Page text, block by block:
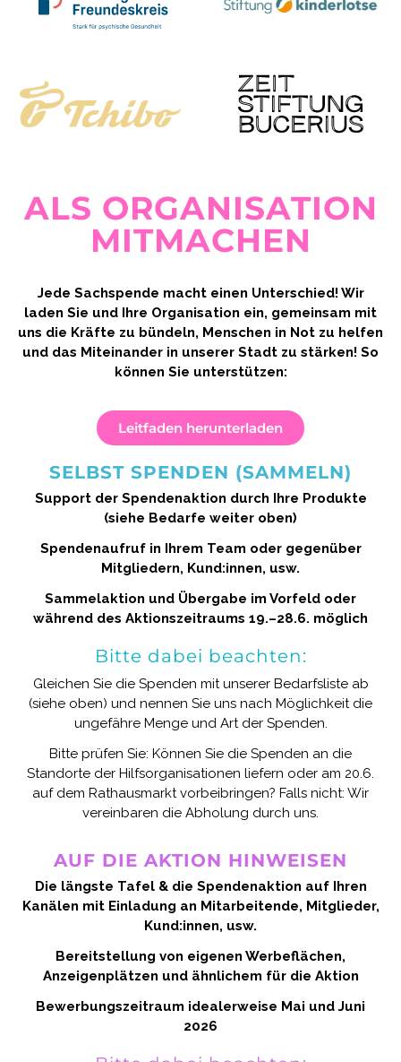
ALS ORGANISATION
MITMACHEN
Jede Sachspende macht einen Unterschied! Wir
laden Sie und Ihre Organisation ein, gemeinsam mit
uns die Kräfte zu bündeln, Menschen in Not zu helfen
und das Miteinander in unserer Stadt zu stärken! So
können Sie unterstützen:
Leitfaden herunterladen
SELBST SPENDEN (SAMMELN)
Support der Spendenaktion durch Ihre Produkte
(siehe Bedarfe weiter oben)
Spendenaufruf in Ihrem Team oder gegenüber
Mitgliedern, Kund:innen, usw.
Sammelaktion und Übergabe im Vorfeld oder
während des Aktionszeitraums 19.–28.6. möglich
Bitte dabei beachten:
Gleichen Sie die Spenden mit unserer Bedarfsliste ab
(siehe oben) und nennen Sie uns nach Möglichkeit die
ungefähre Menge und Art der Spenden.
Bitte prüfen Sie: Können Sie die Spenden an die
Standorte der Hilfsorganisationen liefern oder am 20.6.
auf dem Rathausmarkt vorbeibringen? Falls nicht: Wir
vereinbaren die Abholung durch uns.
AUF DIE AKTION HINWEISEN
Die längste Tafel & die Spendenaktion auf Ihren
Kanälen mit Einladung an Mitarbeitende, Mitglieder,
Kund:innen, usw.
Bereitstellung von eigenen Werbeflächen,
Anzeigenplätzen und ähnlichem für die Aktion
Bewerbungszeitraum idealerweise Mai und Juni
2026